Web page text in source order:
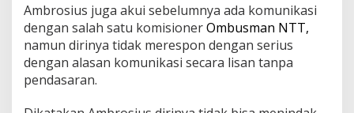
Ambrosius juga akui sebelumnya ada komunikasi
dengan salah satu komisionerOmbusman NTT,
namun dirinya tidak merespon dengan serius
dengan alasan komunikasi secara lisan tanpa
pendasaran.